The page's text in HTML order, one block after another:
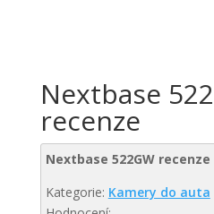
Nextbase
recenze
Nextbase 522GW recenze
Kategorie: Kamery do auta